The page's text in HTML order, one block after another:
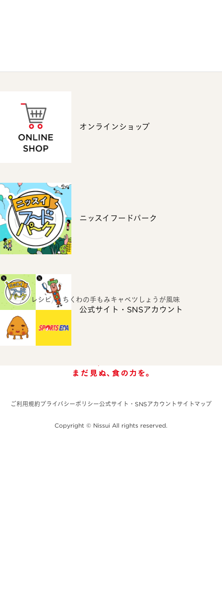
オンラインショップ
ニッスイフードパーク
公式サイト・SNSアカウント
ホーム レシピ ちくわの手もみキャベツしょうが風味
ご利用規約プライバシーポリシー公式サイト・SNSアカウント サイトマップ
Copyright © Nissui All rights reserved.